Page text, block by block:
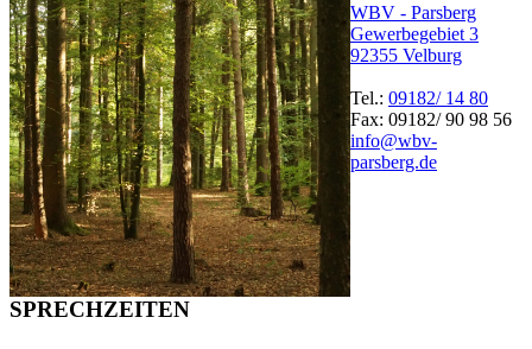
WBV - Parsberg
Gewerbegebiet 3
92355 Velburg
Tel.: 09182/ 14 80
Fax: 09182/ 90 98 56
info@wbv-
parsberg.de
SPRECHZEITEN